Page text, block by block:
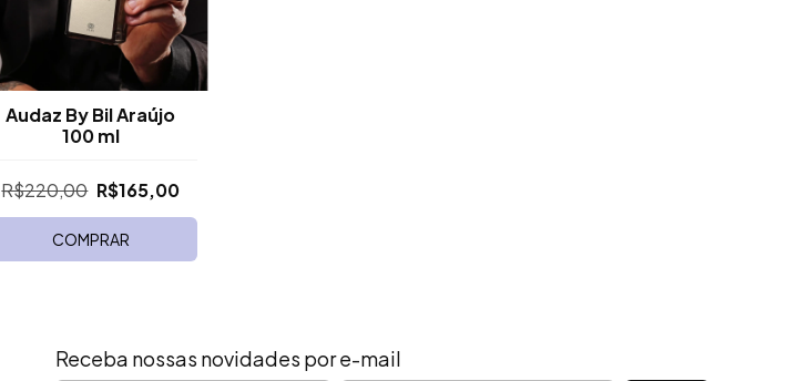
Audaz By Bil Araújo
100 ml
R$220,00 R$165,00
COMPRAR
Receba nossas novidades por e-mail